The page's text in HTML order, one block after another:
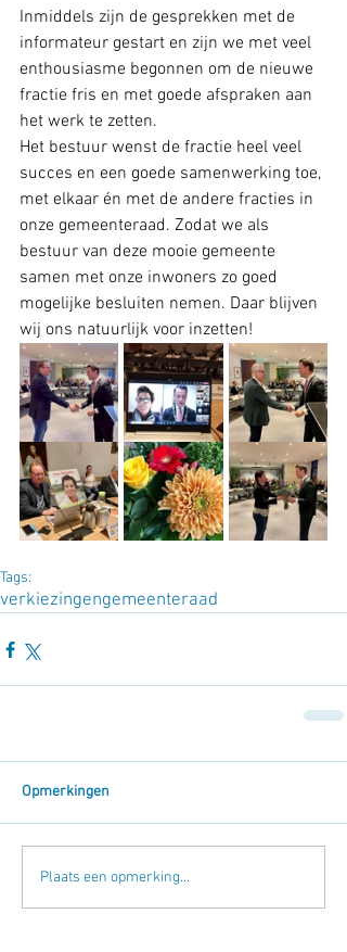
Inmiddels zijn de gesprekken met de
informateur gestart en zijn we met veel
enthousiasme begonnen om de nieuwe
fractie fris en met goede afspraken aan
het werk te zetten.
Het bestuur wenst de fractie heel veel
succes en een goede samenwerking toe,
met elkaar én met de andere fracties in
onze gemeenteraad. Zodat we als
bestuur van deze mooie gemeente
samen met onze inwoners zo goed
mogelijke besluiten nemen. Daar blijven
wij ons natuurlijk voor inzetten!
Tags:
verkiezingengemeenteraad
Opmerkingen
Plaats een opmerking...